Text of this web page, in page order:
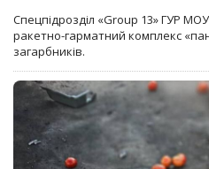
Спецпідрозділ «Group 13» ГУР
ракетно-гарматний комплекс
загарбників.